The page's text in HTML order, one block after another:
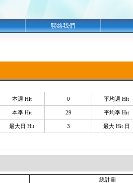
聯絡我們
本週 Hit 0 平均週 Hit
本季 Hit 29 平均季 Hit
最大日 Hit 3 最大 Hit 日
統計圖